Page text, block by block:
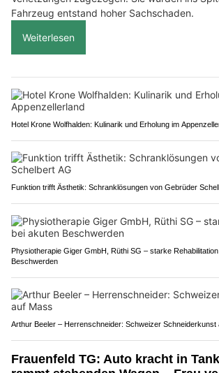
Fahrzeug entstand hoher Sachschaden.
Weiterlesen
Hotel Krone Wolfhalden: Kulinarik und Erholung im
Funktion trifft Ästhetik: Schranklösungen von Gebrüder
Physiotherapie Giger GmbH, Rüthi SG – starke
Beschwerden
Arthur Beeler – Herrenschneider: Schweizer Schneiderkunst
Frauenfeld TG: Auto kracht in